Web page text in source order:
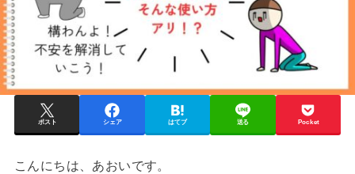
ポスト シェア はてブ 送る Pocket
こんにちは、あおいです。